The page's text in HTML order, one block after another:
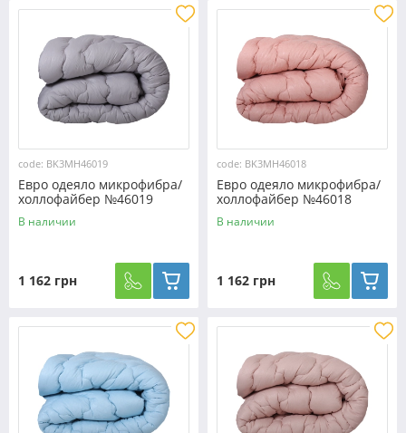
code: BK3MH46019
Евро одеяло микрофибра/
холлофайбер №46019
В наличии
1 162 грн
code: BK3MH46018
Евро одеяло микрофибра/
холлофайбер №46018
В наличии
1 162 грн